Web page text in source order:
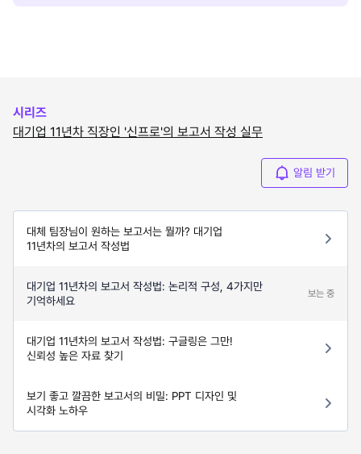
시리즈
대기업 11년차 직장인 '신프로'의 보고서 작성 실무
알림 받기
대체 팀장님이 원하는 보고서는 뭘까? 대기업
11년차의 보고서 작성법
대기업 11년차의 보고서 작성법: 논리적 구성, 4가지만
기억하세요
보는 중
대기업 11년차의 보고서 작성법: 구글링은 그만!
신뢰성 높은 자료 찾기
보기 좋고 깔끔한 보고서의 비밀: PPT 디자인 및
시각화 노하우